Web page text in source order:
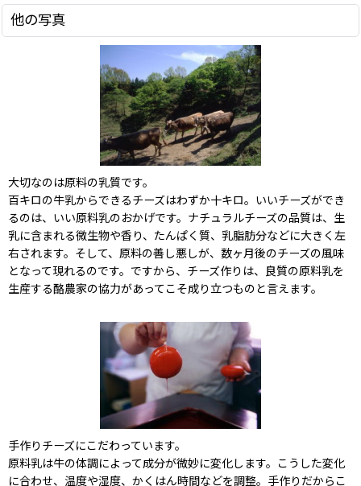
他の写真
大切なのは原料の乳質です。
百キロの牛乳からできるチーズはわずか十キロ。いいチーズができ
るのは、いい原料乳のおかげです。ナチュラルチーズの品質は、生
乳に含まれる微生物や香り、たんぱく質、乳脂肪分などに大きく左
右されます。そして、原料の善し悪しが、数ヶ月後のチーズの風味
となって現れるのです。ですから、チーズ作りは、良質の原料乳を
生産する酪農家の協力があってこそ成り立つものと言えます。
手作りチーズにこだわっています。
原料乳は牛の体調によって成分が微妙に変化します。こうした変化
に合わせ、温度や湿度、かくはん時間などを調整。手作りだからこ